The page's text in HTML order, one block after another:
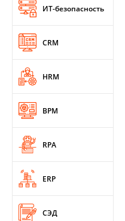
ИТ-безопасность
CRM
HRM
BPM
RPA
ERP
СЭД